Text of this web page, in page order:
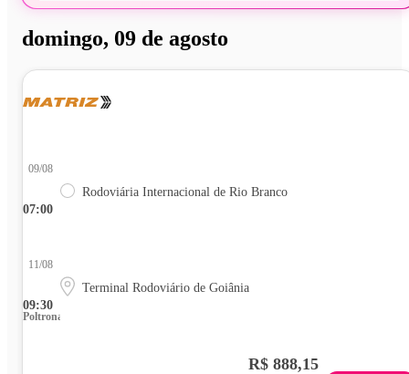
domingo, 09 de agosto
07:00
09/08
Rodoviária Internacional de Rio Branco
09:30
11/08
Terminal Rodoviário de Goiânia
Poltrona
R$ 888,15